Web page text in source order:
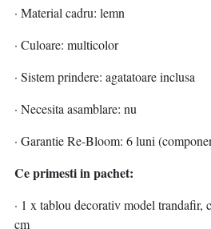
· Material cadru: lemn
· Culoare: multicolor
· Sistem prindere: agatatoare inclusa
· Necesita asamblare: nu
· Garantie Re-Bloom: 6 luni
Ce primesti in pachet:
· 1 x tablou decorativ model trandafir,
cm